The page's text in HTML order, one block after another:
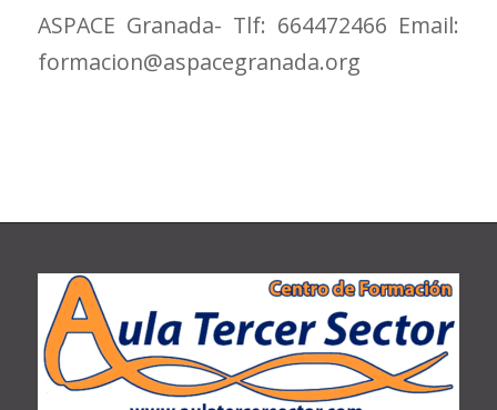
ASPACE Granada- Tlf: 664472466 Email:
formacion@aspacegranada.org